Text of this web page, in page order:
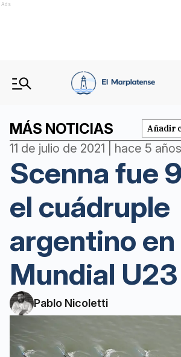
Ads
MÁS NOTICIAS Añadir
11 de julio de 2021 | hace 5 años
Scenna fue
el cuádruple
argentino en
Mundial U23
Pablo Nicoletti